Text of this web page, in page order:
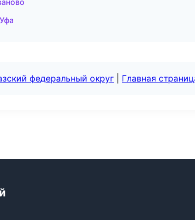
федеральный округ Главная